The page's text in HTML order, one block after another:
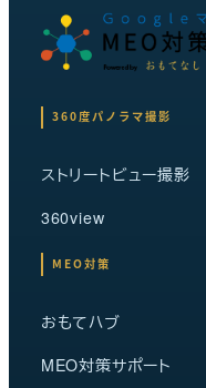
360度パノラマ撮影
ストリートビュー撮影
360view
MEO対策
おもてハブ
MEO対策サポート